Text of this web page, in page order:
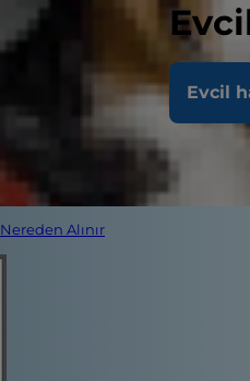
Evcil
Nereden Alınır